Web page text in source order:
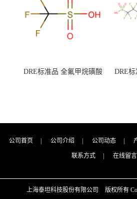
DRE标准品 全氟甲烷磺酸
DRE
公司首页 公司介绍 公司动态
联系方式 在线留言
上海泰坦科技股份有限公司 版权所有